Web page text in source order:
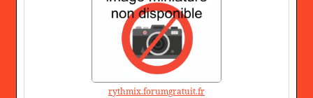
rythmix.forumgratuit.fr